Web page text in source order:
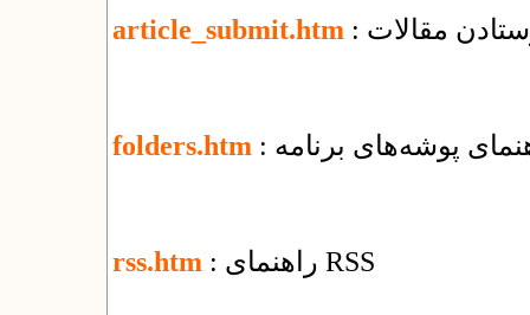
article_submit.htm مقالات
folders.htm پوشه‌های برنامه
rss.htm : راهنمای RSS